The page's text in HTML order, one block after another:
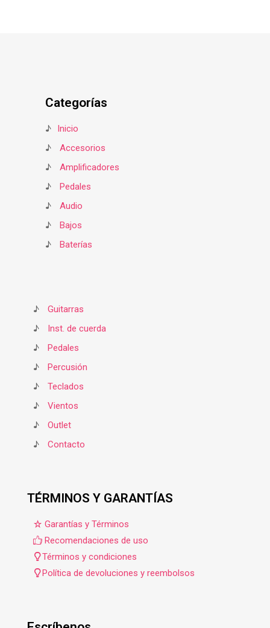
Categorías
♪
Inicio
♪
Accesorios
♪
Amplificadores
♪
Pedales
♪
Audio
♪
Bajos
♪
Baterías
♪
Guitarras
♪
Inst. de cuerda
♪
Pedales
♪
Percusión
♪
Teclados
♪
Vientos
♪
Outlet
♪
Contacto
TÉRMINOS Y GARANTÍAS
Garantías y Términos
Recomendaciones de uso
Términos y condiciones
Política de devoluciones y reembolsos